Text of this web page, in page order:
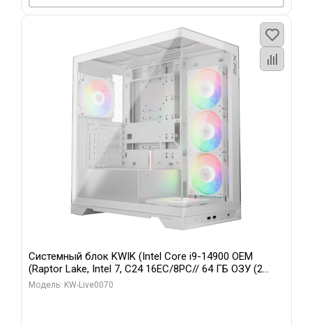
Системный блок KWIK (Intel Core i9-14900 OEM
(Raptor Lake, Intel 7, C24 16EC/8PC// 64 ГБ ОЗУ (2
модуля)/ Gigabyte RTX5080 XTREME WATERFORCE
Модель: KW-Live0070